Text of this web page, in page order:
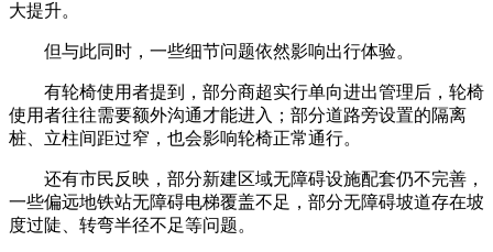
大提升。
但与此同时，一些细节问题依然影响出行体验。
有轮椅使用者提到，部分商超实行单向进出管理后，轮椅
使用者往往需要额外沟通才能进入；部分道路旁设置的隔离
桩、立柱间距过窄，也会影响轮椅正常通行。
还有市民反映，部分新建区域无障碍设施配套仍不完善，
一些偏远地铁站无障碍电梯覆盖不足，部分无障碍坡道存在坡
度过陡、转弯半径不足等问题。